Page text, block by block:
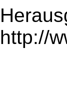
http://